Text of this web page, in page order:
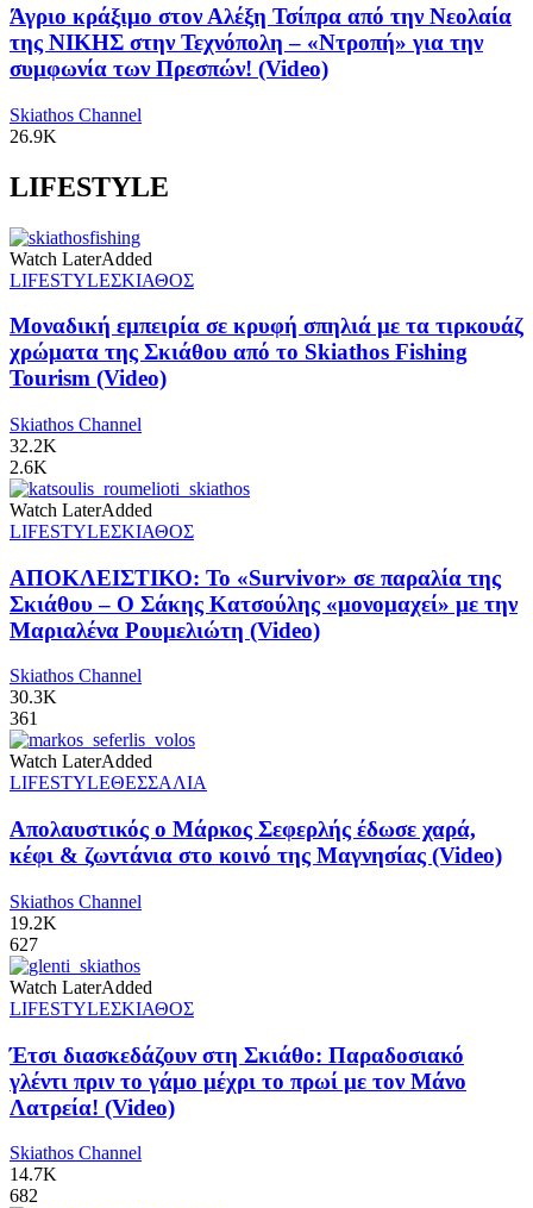
Άγριο κράξιμο στον Αλέξη Τσίπρα από την Νεολαία
της ΝΙΚΗΣ στην Τεχνόπολη – «Ντροπή» για την
συμφωνία των Πρεσπών! (Video)
Skiathos Channel
26.9K
LIFESTYLE
Watch LaterAdded
LIFESTYLEΣΚΙΑΘΟΣ
Μοναδική εμπειρία σε κρυφή σπηλιά με τα τιρκουάζ
χρώματα της Σκιάθου από το Skiathos Fishing
Tourism (Video)
Skiathos Channel
32.2K
2.6K
Watch LaterAdded
LIFESTYLEΣΚΙΑΘΟΣ
ΑΠΟΚΛΕΙΣΤΙΚΟ: Το «Survivor» σε παραλία της
Σκιάθου – Ο Σάκης Κατσούλης «μονομαχεί» με την
Μαριαλένα Ρουμελιώτη (Video)
Skiathos Channel
30.3K
361
Watch LaterAdded
LIFESTYLEΘΕΣΣΑΛΙΑ
Απολαυστικός ο Μάρκος Σεφερλής έδωσε χαρά,
κέφι & ζωντάνια στο κοινό της Μαγνησίας (Video)
Skiathos Channel
19.2K
627
Watch LaterAdded
LIFESTYLEΣΚΙΑΘΟΣ
Έτσι διασκεδάζουν στη Σκιάθο: Παραδοσιακό
γλέντι πριν το γάμο μέχρι το πρωί με τον Μάνο
Λατρεία! (Video)
Skiathos Channel
14.7K
682